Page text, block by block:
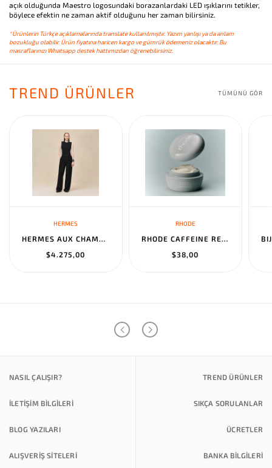
açık olduğunda Maestro logosundaki borazanlardaki LED ışıklarını tetikler,
böylece efektin ne zaman aktif olduğunu her zaman bilirsiniz.
*Ürünlerin Türkçe açıklamalarında translate kullanılmıştır. Yazım yanlışı ya da anlam
bozukluğu olabilir. Ürün fiyatına haricen kargo ve gümrük ödemeniz olacaktır. Bu
masraflarınızı Whatsapp destek hattımızdan öğrenebilirsiniz.
TREND ÜRÜNLER TÜMÜNÜ GÖR
HERMES
HERMES AUX CHAMPS EN FLEURS" PANTS NOIR
$4.275,00
RHODE
RHODE CAFFEINE RESET SCULPTING CREAM MASK
$38,00
NASIL ÇALIŞIR? TREND ÜRÜNLER
İLETİŞİM BİLGİLERİ SIKÇA SORULANLAR
BLOG YAZILARI ÜCRETLER
ALIŞVERİŞ SİTELERİ BANKA BILGILERI